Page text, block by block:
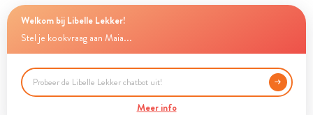
Welkom bij Libelle Lekker!
Stel je kookvraag aan Maia...
Meer info